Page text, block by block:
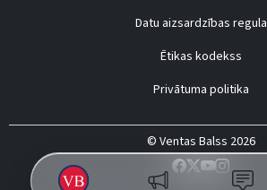
Datu aizsardzības regula
Ētikas kodekss
Privātuma politika
© Ventas Balss 2026